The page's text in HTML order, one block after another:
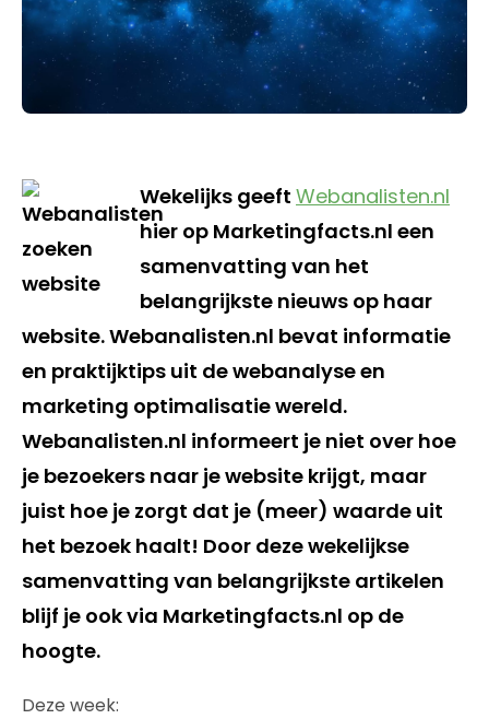
Wekelijks geeft Webanalisten.nl
hier op Marketingfacts.nl een
samenvatting van het
belangrijkste nieuws op haar
website. Webanalisten.nl bevat informatie
en praktijktips uit de webanalyse en
marketing optimalisatie wereld.
Webanalisten.nl informeert je niet over hoe
je bezoekers naar je website krijgt, maar
juist hoe je zorgt dat je (meer) waarde uit
het bezoek haalt! Door deze wekelijkse
samenvatting van belangrijkste artikelen
blijf je ook via Marketingfacts.nl op de
hoogte.
Deze week: